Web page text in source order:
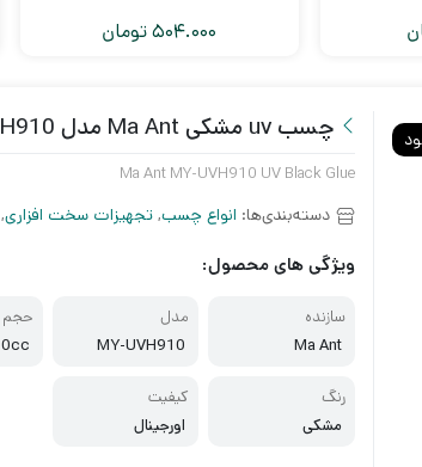
504.000تومان
چسب uv مشکی Ma Ant مدل MY-UVH910
Ma Ant MY-UVH910 UV Black Glue
دسته‌بندی‌ها: انواع چسب, تجهیزات سخت افزاری,
ویژگی های محصول:
سازنده
Ma Ant
مدل
MY-UVH910
حجم
10cc
رنگ
مشکی
کیفیت
اورجینال